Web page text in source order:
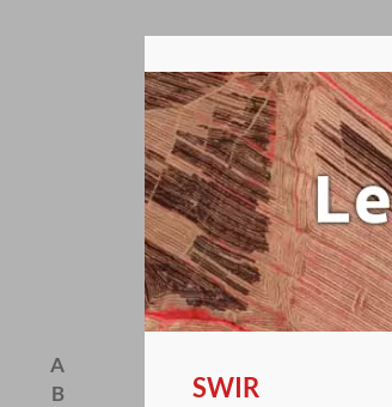
A
B
SWIR